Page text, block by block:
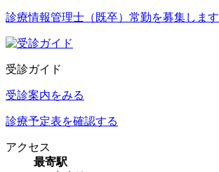
診療情報管理士（既卒）常勤を募集します
受診ガイド
受診案内をみる
診療予定表を確認する
アクセス
最寄駅